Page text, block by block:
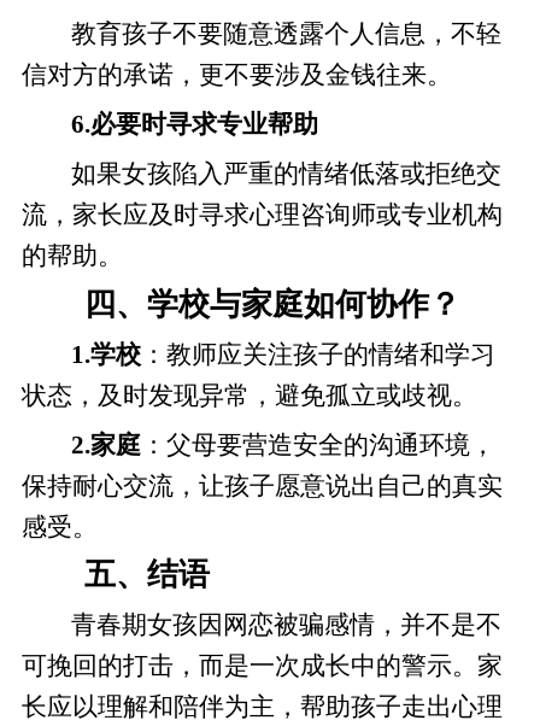
教育孩子不要随意透露个人信息，不轻
信对方的承诺，更不要涉及金钱往来。
6.必要时寻求专业帮助
如果女孩陷入严重的情绪低落或拒绝交
流，家长应及时寻求心理咨询师或专业机构
的帮助。
四、学校与家庭如何协作？
1.学校 ：教师应关注孩子的情绪和学习
状态，及时发现异常，避免孤立或歧视。
2.家庭 ：父母要营造安全的沟通环境，
保持耐心交流，让孩子愿意说出自己的真实
感受。
五、结语
青春期女孩因网恋被骗感情，并不是不
可挽回的打击，而是一次成长中的警示。家
长应以理解和陪伴为主，帮助孩子走出心理